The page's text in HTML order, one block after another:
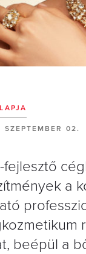
SZEPTEMBER 02.
fejlesztő
a
beépül a